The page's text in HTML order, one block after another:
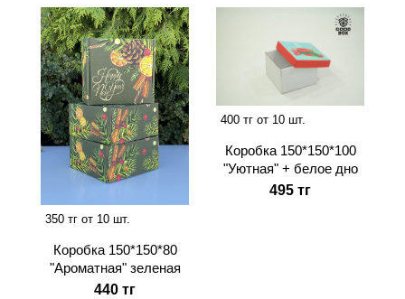
350 тг от 10 шт.
Коробка 150*150*80
"Ароматная" зеленая
440 тг
400 тг от 10 шт.
Коробка 150*150*100
"Уютная" + белое дно
495 тг